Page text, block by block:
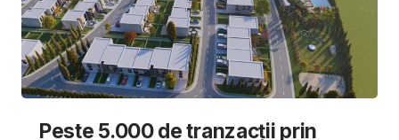
Peste 5.000 de tranzacții prin